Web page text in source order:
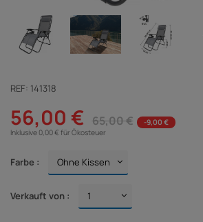
REF: 141318
56,00 € 65,00 €
-9,00 €
Inklusive 0,00 € für Ökosteuer
Farbe :
Verkauft von :